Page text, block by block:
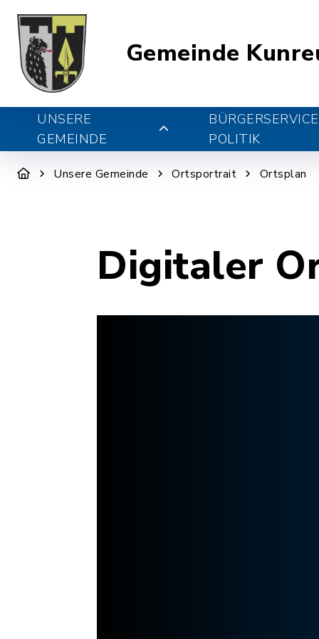
Gemeinde
UNSERE
GEMEINDE
POLITIK
Unsere Gemeinde Ortsportrait Ortsplan
Digitaler